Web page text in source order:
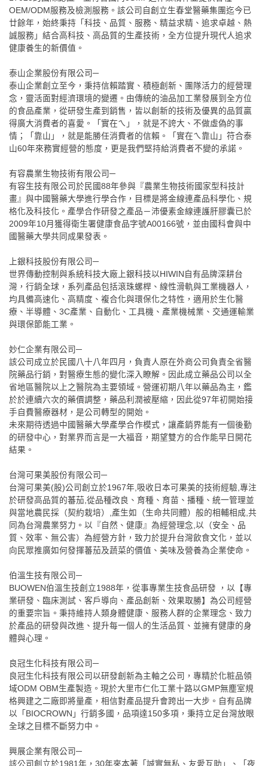
OEM/ODM服務及檢測服務。該公司自創立生春堂醫藥集團迄今已
廿餘年，始終秉持「科技、品質、服務、精益求精、追求卓越、熱
誠服務」結合高科技、高品質的生產技術，全方位提升現代人追求
健康養生的新價值。
泰山企業股份有限公司─
泰山企業創立至今，秉持信賴踏實、積極創新、團隊活力的經營理
念，靈活面對經濟環境的變遷。由傳統的油品加工業發展到全方位
的食品產業，從研發生產到銷售，皆以創新的技術及優異的品質贏
得廣大消費者的喜愛。「實在ㄟ」，就是不誇大、不做虛偽的事
情；「靠山」，就是能勝任消費者的信賴。「實在ㄟ靠山」符合泰
山60年來務實經營的態度，更是我們堅持給消費者不變的承諾。
有容農業生物技術有限公司─
有容生技有限公司於民國88年參與『農業生物技術國家型科技計
畫』與中國醫藥大學進行學合作，目標是將金線連產品科學化、規
格化及科技化。產學合作研發之產品－沛優素金線連護肝膠囊已於
2009年10月獲得衛生署健康食品字號A00166號，並由國科會與中
國醫藥大學共同成果發表。
上銀科技股份有限公司─
世界傳動控制與系統科技大廠上銀科技以HIWIN自有品牌深耕台
灣，行銷全球，系列產品包括滾珠螺桿、線性滑軌與工業機器人，
均具備高速化、高精度、複合化與環保化之特性，適用於生化醫
療、半導體、3C產業、自動化、工具機、產業機械業、交通運輸業
與環保節能工業。
妙仁企業有限公司─
該公司成立於民國八十八年四月，負責人原在外商公司負責全省醫
院藥品行銷，對醫療生態的變化深入瞭解。因此成立藥品公司以全
省地區醫院以上之醫院為主要領域。營運初期八年以藥品為主，鑑
於於連續六次的藥價調整，藥品利潤被壓縮，因此從97年初開始接
手自費醫療器材，是公司轉型的開始。
未來期待透過中國醫藥大學產學合作模式，讓產銷界能有一個後勤
的研發中心，對業界而言是一大福音，期望雙方的合作能早日開花
結果。
台灣可果美股份有限公司─
台灣可果美(股)公司創立於1967年,吸收日本可果美的技術經驗,專注
於研發高品質的蕃茄,從品種改良、育種、育苗、播種、統一管理並
與當地農民採（契約栽培）,產生如（生命共同體）般的相輔相成,共
同為台灣農業努力。以『自然、健康』為經營理念,以（安全、品
質、效率、無公害）為經營方針，致力於提升台灣飲食文化，並以
向民眾推廣如何發揮蕃茄及蔬菜的價值、美味及營養為企業使命。
伯溫生技有限公司─
BUOWEN伯溫生技創立1988年，從事專業生技食品研發 ，以【專
業研發、臨床測試、客戶導向、產品創新、效果取勝】為公司經營
的重要宗旨。秉持維持人類身體健康、服務人群的企業理念、致力
於產品的研發與改進、提升每一個人的生活品質、並擁有健康的身
體與心理。
良冠生化科技有限公司─
良冠生化科技有限公司以研發創新為主軸之公司，專精於化粧品領
域ODM OBM生產製造。現於大里市仁化工業十路以GMP無塵室規
格興建之二廠即將量產，相信對產品提升會跨出一大步。自有品牌
以「BIOCROWN」行銷多國，品項達150多項，秉持立足台灣放眼
全球之目標不斷努力中。
興展企業有限公司─
該公司創立於1981年，30年來本著「誠實無私、友愛互助」、「夜